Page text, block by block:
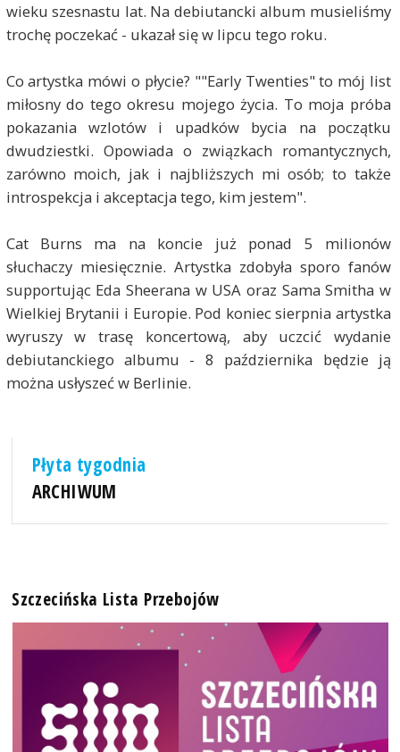
wieku szesnastu lat. Na debiutancki album musieliśmy
trochę poczekać - ukazał się w lipcu tego roku.
Co artystka mówi o płycie? ""Early Twenties" to mój list
miłosny do tego okresu mojego życia. To moja próba
pokazania wzlotów i upadków bycia na początku
dwudziestki. Opowiada o związkach romantycznych,
zarówno moich, jak i najbliższych mi osób; to także
introspekcja i akceptacja tego, kim jestem".
Cat Burns ma na koncie już ponad 5 milionów
słuchaczy miesięcznie. Artystka zdobyła sporo fanów
supportując Eda Sheerana w USA oraz Sama Smitha w
Wielkiej Brytanii i Europie. Pod koniec sierpnia artystka
wyruszy w trasę koncertową, aby uczcić wydanie
debiutanckiego albumu - 8 października będzie ją
można usłyszeć w Berlinie.
Płyta tygodnia
ARCHIWUM
Szczecińska Lista Przebojów